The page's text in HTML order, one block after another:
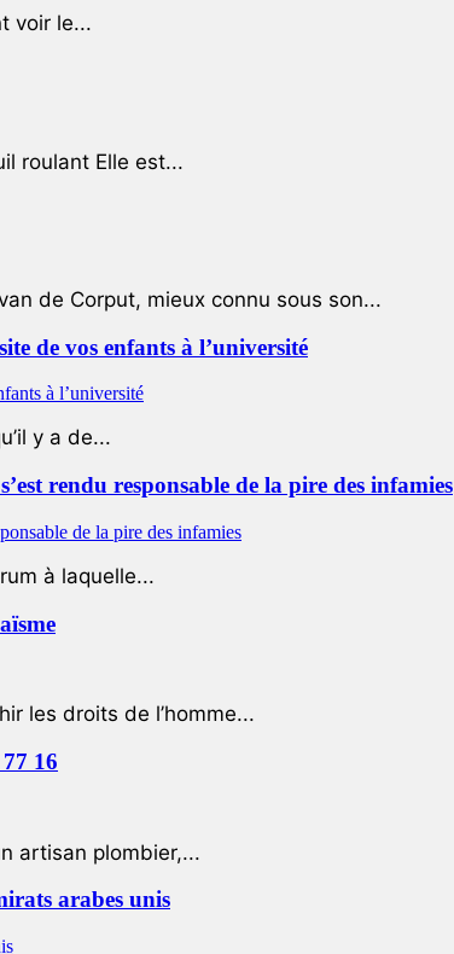
voir le...
roulant Elle est...
de Corput, mieux connu sous son...
de vos enfants à l’université
y a de...
rendu responsable de la pire des infamies
à laquelle...
les droits de l’homme...
16
artisan plombier,...
arabes unis